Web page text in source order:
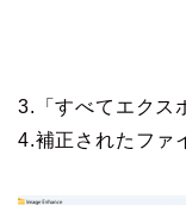
3.「すべてエクス
4.補正されたファ